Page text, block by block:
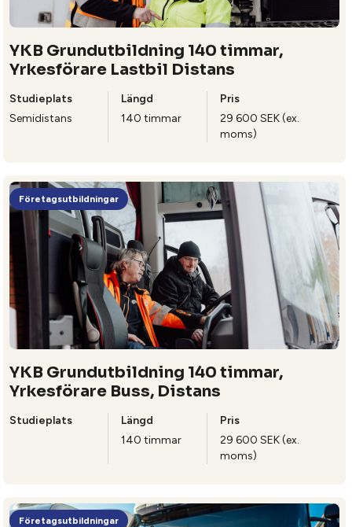
YKB Grundutbildning 140 timmar,
Yrkesförare Lastbil Distans
Studieplats
Semidistans
Längd
140 timmar
Pris
29 600 SEK (ex.
moms)
Företagsutbildningar
YKB Grundutbildning 140 timmar,
Yrkesförare Buss, Distans
Studieplats
Längd
140 timmar
Pris
29 600 SEK (ex.
moms)
Företagsutbildningar